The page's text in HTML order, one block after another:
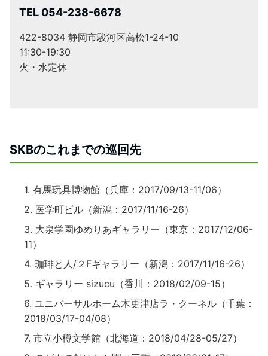
TEL 054-238-6678
422-8034 静岡市駿河区高松1-24-10
11:30-19:30
火・水定休
SKBのこれまでの巡回先
有馬玩具博物館（兵庫：2017/09/13-11/06）
医学町ビル（新潟：2017/11/16-26）
大泉学園ゆめりあギャラリー（東京：2017/12/06-
11）
珈琲と人/２Fギャラリー（新潟：2017/11/16-26）
ギャラリー sizucu（香川：2018/02/09-15）
ユニバーサルホーム木更津店ラ・クーネル（千葉：
2018/03/17-04/08）
市立小樽文学館（北海道：2018/04/28-05/27）